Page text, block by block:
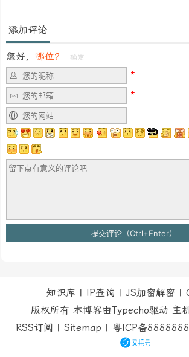
添加评论
您好， 哪位？ 确定
知识库 | IP查询 | JS加密解密 |
版权所有 本博客由Typecho驱动 主
RSS订阅 | Sitemap | 粤ICP备